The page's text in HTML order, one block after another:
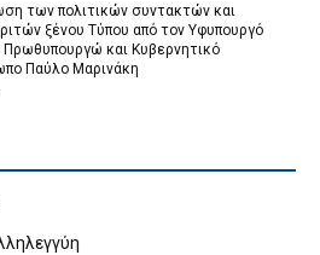
των πολιτικών συντακτών και
ξένου Τύπου από τον Υφυπουργό
και Κυβερνητικό
Παύλο Μαρινάκη